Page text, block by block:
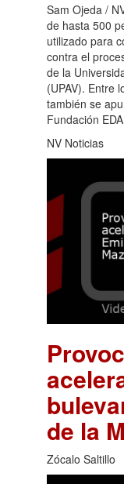
Sam Ojeda /
de hasta 500
utilizado para
contra el
de la
(UPAV). Entre
también se
Fundación
NV Noticias
de la
Zócalo Saltillo